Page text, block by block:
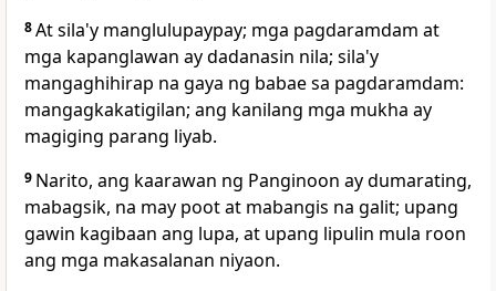
8At sila'y manglulupaypay; mga pagdaramdam at
mga kapanglawan ay dadanasin nila; sila'y
mangaghihirap na gaya ng babae sa pagdaramdam:
mangagkakatigilan; ang kanilang mga mukha ay
magiging parang liyab.
9 Narito, ang kaarawan ng Panginoon ay dumarating,
mabagsik, na may poot at mabangis na galit; upang
gawin kagibaan ang lupa, at upang lipulin mula roon
ang mga makasalanan niyaon.